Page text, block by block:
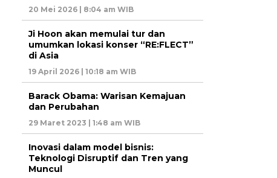
20 Mei 2026 | 8:04 am WIB
Ji Hoon akan memulai tur dan
umumkan lokasi konser “RE:FLECT”
di Asia
19 April 2026 | 10:18 am WIB
Barack Obama: Warisan Kemajuan
dan Perubahan
29 Maret 2023 | 1:48 am WIB
Inovasi dalam model bisnis:
Teknologi Disruptif dan Tren yang
Muncul